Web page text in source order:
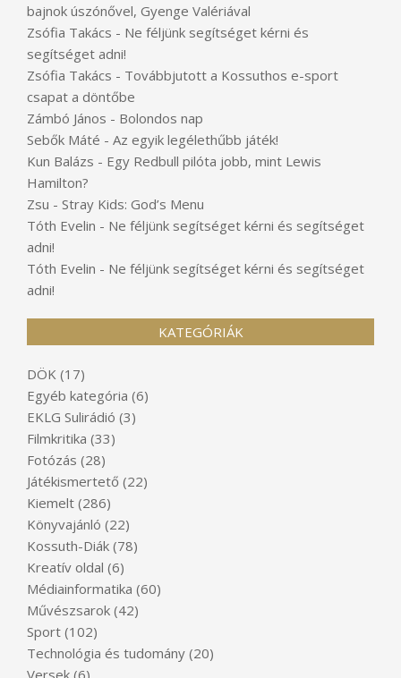
bajnok úszónővel, Gyenge Valériával
Zsófia Takács - Ne féljünk segítséget kérni és
segítséget adni!
Zsófia Takács - Továbbjutott a Kossuthos e-sport
csapat a döntőbe
Zámbó János - Bolondos nap
Sebők Máté - Az egyik legélethűbb játék!
Kun Balázs - Egy Redbull pilóta jobb, mint Lewis
Hamilton?
Zsu - Stray Kids: God’s Menu
Tóth Evelin - Ne féljünk segítséget kérni és segítséget
adni!
Tóth Evelin - Ne féljünk segítséget kérni és segítséget
adni!
KATEGÓRIÁK
DÖK (17)
Egyéb kategória (6)
EKLG Sulirádió (3)
Filmkritika (33)
Fotózás (28)
Játékismertető (22)
Kiemelt (286)
Könyvajánló (22)
Kossuth-Diák (78)
Kreatív oldal (6)
Médiainformatika (60)
Művészsarok (42)
Sport (102)
Technológia és tudomány (20)
Versek (6)